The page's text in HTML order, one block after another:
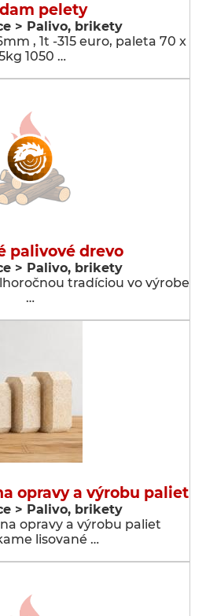
pelety
> Palivo, brikety
, 1t -315 euro, paleta 70 x
1050 …
palivové drevo
> Palivo, brikety
tradíciou vo výrobe
…
opravy a výrobu paliet
> Palivo, brikety
opravy a výrobu paliet
lisované …